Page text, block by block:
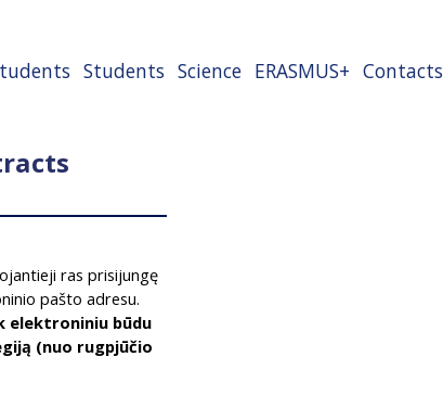
Students Science ERASMUS+ Contacts
ras prisijungę
pašto adresu.
elektroniniu būdu
(nuo rugpjūčio